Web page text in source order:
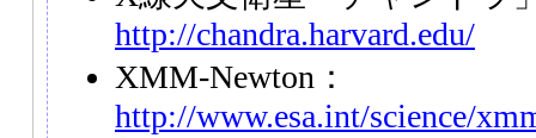
http://chandra.harvard.edu/
XMM-Newton：
http://www.esa.int/science/